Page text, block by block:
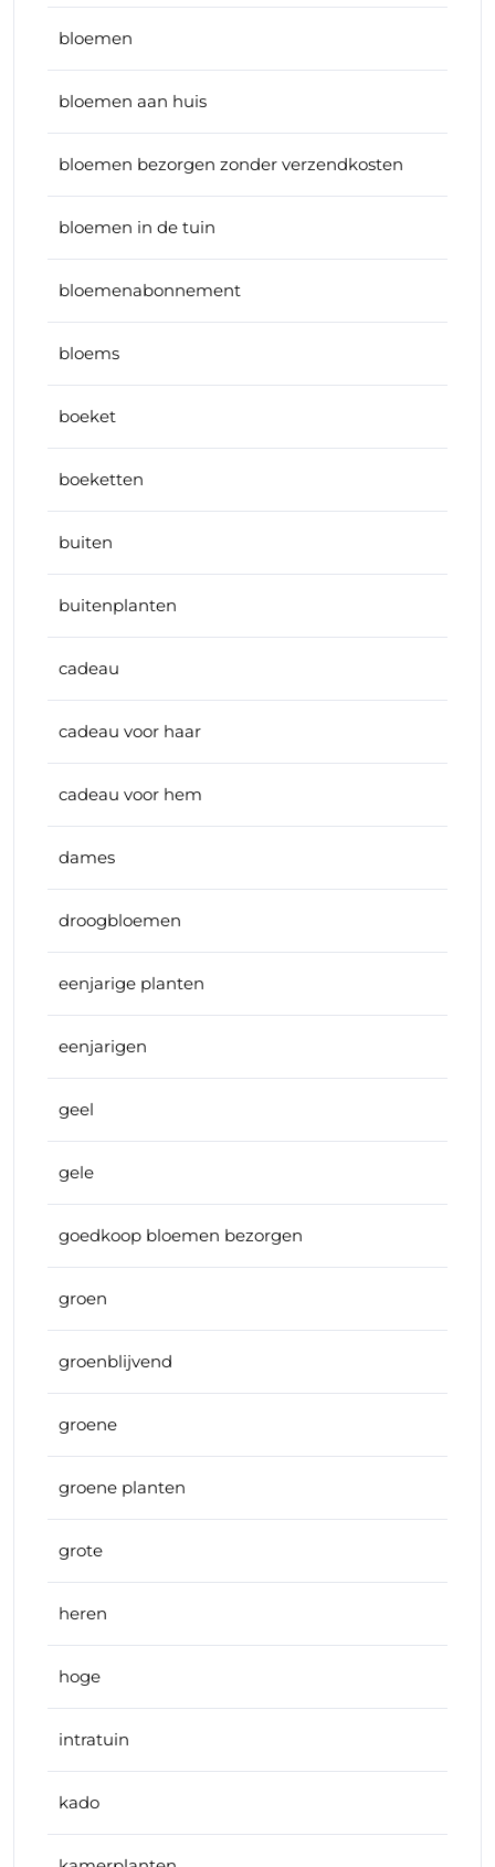
bloemen
bloemen aan huis
bloemen bezorgen zonder verzendkosten
bloemen in de tuin
bloemenabonnement
bloems
boeket
boeketten
buiten
buitenplanten
cadeau
cadeau voor haar
cadeau voor hem
dames
droogbloemen
eenjarige planten
eenjarigen
geel
gele
goedkoop bloemen bezorgen
groen
groenblijvend
groene
groene planten
grote
heren
hoge
intratuin
kado